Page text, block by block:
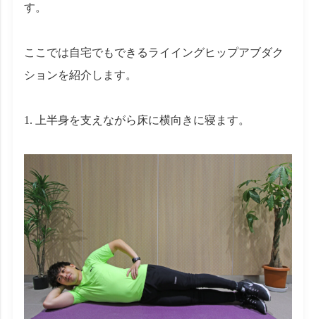
す。
ここでは自宅でもできるライイングヒップアブダク
ションを紹介します。
上半身を支えながら床に横向きに寝ます。